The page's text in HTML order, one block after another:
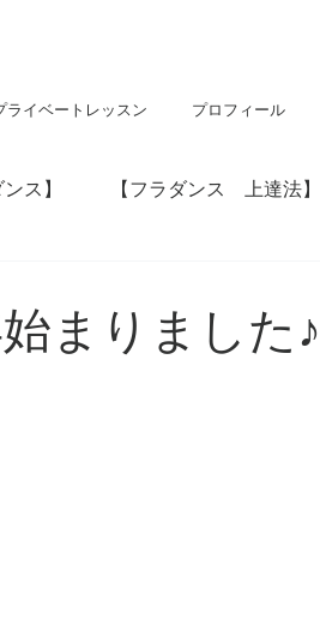
ライベートレッスン プロフィール
ス】 【フラダンス 上達法】
仏閣】
まりました♪